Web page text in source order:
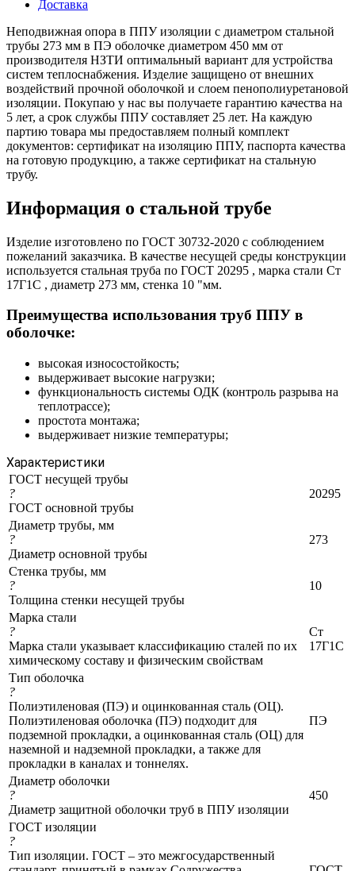
Доставка
Неподвижная опора в ППУ изоляции с диаметром стальной
трубы 273 мм в ПЭ оболочке диаметром 450 мм от
производителя НЗТИ оптимальный вариант для устройства
систем теплоснабжения. Изделие защищено от внешних
воздействий прочной оболочкой и слоем пенополиуретановой
изоляции. Покупаю у нас вы получаете гарантию качества на
5 лет, а срок службы ППУ составляет 25 лет. На каждую
партию товара мы предоставляем полный комплект
документов: сертификат на изоляцию ППУ, паспорта качества
на готовую продукцию, а также сертификат на стальную
трубу.
Информация о стальной трубе
Изделие изготовлено по ГОСТ 30732-2020 с соблюдением
пожеланий заказчика. В качестве несущей среды конструкции
используется стальная труба по ГОСТ 20295 , марка стали Ст
17Г1С , диаметр 273 мм, стенка 10 "мм.
Преимущества использования труб ППУ в
оболочке:
высокая износостойкость;
выдерживает высокие нагрузки;
функциональность системы ОДК (контроль разрыва на
теплотрассе);
простота монтажа;
выдерживает низкие температуры;
Характеристики
ГОСТ несущей трубы
?
ГОСТ основной трубы
20295
Диаметр трубы, мм
?
Диаметр основной трубы
273
Стенка трубы, мм
?
Толщина стенки несущей трубы
10
Марка стали
?
Марка стали указывает классификацию сталей по их
химическому составу и физическим свойствам
Ст
17Г1С
Тип оболочка
?
Полиэтиленовая (ПЭ) и оцинкованная сталь (ОЦ).
Полиэтиленовая оболочка (ПЭ) подходит для
подземной прокладки, а оцинкованная сталь (ОЦ) для
наземной и надземной прокладки, а также для
прокладки в каналах и тоннелях.
ПЭ
Диаметр оболочки
?
Диаметр защитной оболочки труб в ППУ изоляции
450
ГОСТ изоляции
?
Тип изоляции. ГОСТ – это межгосударственный